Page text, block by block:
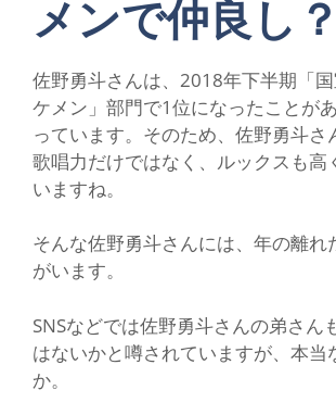
メンで仲良し？
佐野勇斗さんは、2018年下半期「国
ケメン」部門で1位になったことが
っています。そのため、佐野勇斗さ
歌唱力だけではなく、ルックスも高
いますね。
そんな佐野勇斗さんには、年の離れ
がいます。
SNSなどでは佐野勇斗さんの弟さん
はないかと噂されていますが、本当
か。